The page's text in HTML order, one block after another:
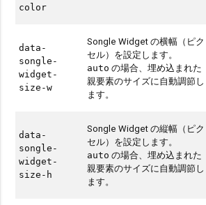
color
data-
songle-
widget-
size-w
Songle Widget の横幅（ピク
セル）を設定します。
auto の場合、埋め込まれた
親要素のサイズに自動調節し
ます。
data-
songle-
widget-
size-h
Songle Widget の縦幅（ピク
セル）を設定します。
auto の場合、埋め込まれた
親要素のサイズに自動調節し
ます。